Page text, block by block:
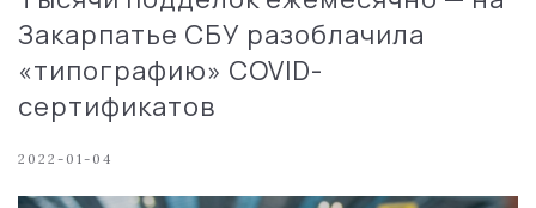
Закарпатье СБУ разоблачила
«типографию» COVID-
сертификатов
2022-01-04